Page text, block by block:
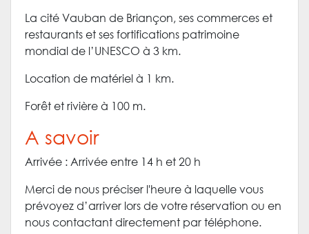
La cité Vauban de Briançon, ses commerces et
restaurants et ses fortifications patrimoine
mondial de l’UNESCO à 3 km.
Location de matériel à 1 km.
Forêt et rivière à 100 m.
A savoir
Arrivée : Arrivée entre 14 h et 20 h
Merci de nous préciser l'heure à laquelle vous
prévoyez d’arriver lors de votre réservation ou en
nous contactant directement par téléphone.